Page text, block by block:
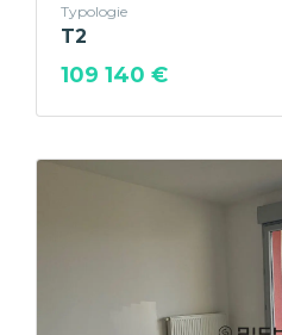
Typologie
T2
109 140 €